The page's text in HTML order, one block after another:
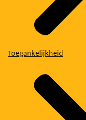
Toegankelijkheid